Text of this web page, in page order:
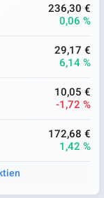
236,30 €
0,06 %
29,17 €
6,14 %
10,05 €
-1,72 %
172,68 €
1,42 %